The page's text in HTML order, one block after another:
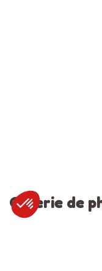
Galerie de